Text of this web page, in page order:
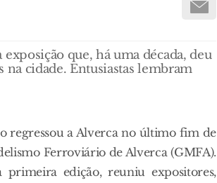
que, há uma década, deu
na cidade. Entusiastas lembram
regressou a Alverca no último fim de
Ferroviário de Alverca (GMFA).
edição, reuniu expositores,